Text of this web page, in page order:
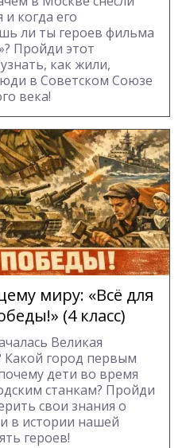
и когда его
ли ты героев фильма
Пройди этот
как жили,
в Советском Союзе
века!
миру: «Всё для
(4 класс)
Великая
Какой город первым
дети во время
станкам? Пройди
свои знания о
в истории нашей
героев!